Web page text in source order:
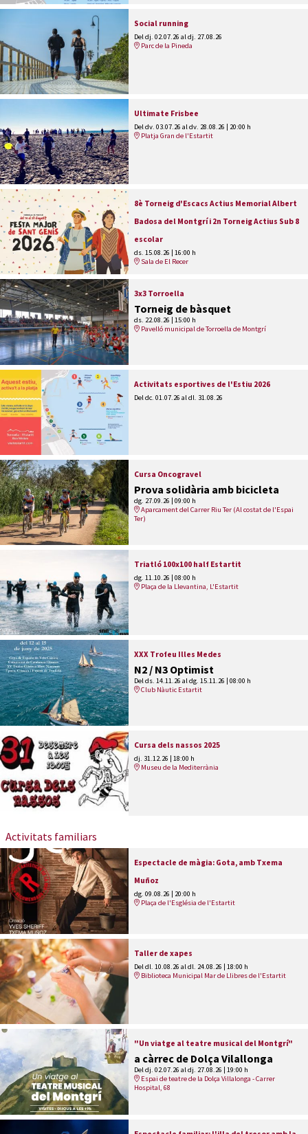
Social running
Del dj. 02.07.26 al dj. 27.08.26
Parc de la Pineda
Ultimate Frisbee
Del dv. 03.07.26 al dv. 28.08.26 | 20:00 h
Platja Gran de l'Estartit
8è Torneig d'Escacs Actius Memorial Albert
Badosa del Montgrí i 2n Torneig Actius Sub 8
escolar
ds. 15.08.26
16:00 h
Sala de El Recer
3x3 Torroella
Torneig de bàsquet
ds. 22.08.26
15:00 h
Pavelló municipal de Torroella de Montgrí
Activitats esportives de l'Estiu 2026
Del dc. 01.07.26 al dl. 31.08.26
Cursa Oncogravel
Prova solidària amb bicicleta
dg. 27.09.26 | 09:00 h
Aparcament del Carrer Riu Ter (Al costat de l'Espai
Ter)
Triatló 100x100 half Estartit
dg. 11.10.26
08:00 h
Plaça de la Llevantina, L'Estartit
XXX Trofeu Illes Medes
N2 / N3 Optimist
Del ds. 14.11.26 al dg. 15.11.26
08:00 h
Club Nàutic Estartit
Cursa dels nassos 2025
dj. 31.12.26 | 18:00 h
Museu de la Mediterrània
Activitats familiars
Espectacle de màgia: Gota, amb Txema
Muñoz
dg. 09.08.26
20:00 h
Plaça de l'Església de l'Estartit
Taller de xapes
Del dl. 10.08.26 al dl. 24.08.26 | 18:00 h
Biblioteca Municipal Mar de Llibres de l'Estartit
"Un viatge al teatre musical del Montgrí"
a càrrec de Dolça Vilallonga
Del dj. 02.07.26 al dj. 27.08.26 | 19:00 h
Espai de teatre de la Dolça Villalonga - Carrer
Hospital, 68